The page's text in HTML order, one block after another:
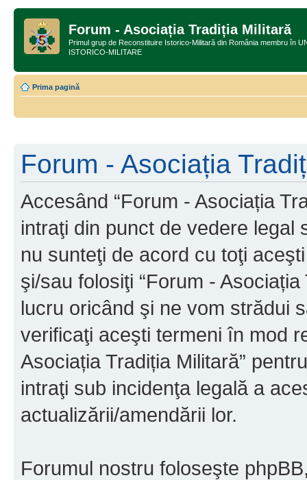
Forum - Asociația Tradiția Militară
Primul grup de Reconstituire Istorico-Militară din România membru în
ISTORICO-MILITARE
Prima pagină
Forum - Asociația
Accesând “Forum - Asociația
intraţi din punct de vedere legal
nu sunteţi de acord cu toţi
şi/sau folosiţi “Forum -
lucru oricând şi ne vom strădui
verificaţi aceşti termeni în mod
Asociația Tradiția Militară”
intraţi sub incidenţa legală a
actualizării/amendării lor.
Forumul nostru foloseşte